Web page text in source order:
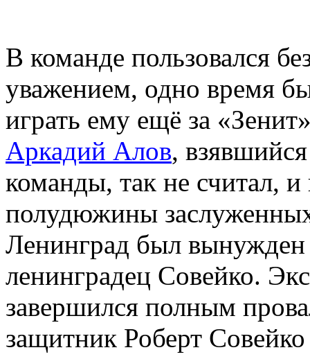
В команде пользовался
уважением, одно время
играть ему ещё за
Аркадий Алов,
команды, так не считал,
полудюжины
Ленинград был
ленинградец Совейко.
завершился полным
защитник Роберт